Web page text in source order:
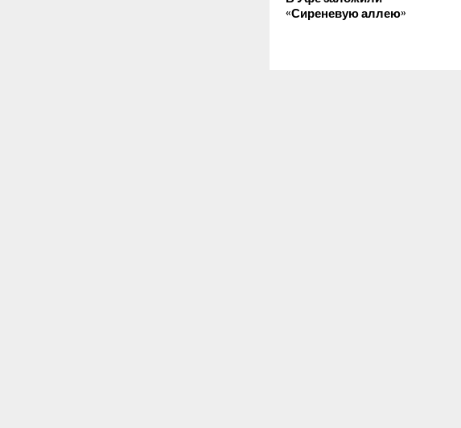
«Сиреневую аллею»